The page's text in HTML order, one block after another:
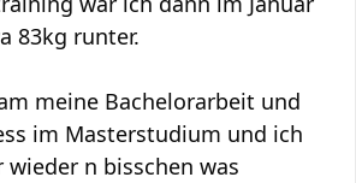
83kg runter.
meine Bachelorarbeit und
im Masterstudium und ich
wieder n bisschen was